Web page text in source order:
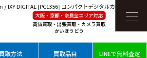
IXY DIGITAL [PC1356] コンパクトデジタルカメラを高価買
大阪・京都・奈良全エリア対応
高価買取・出張買取・カメラ買取
かいほうどう
買取方法 買取品目 LINEで無料査定